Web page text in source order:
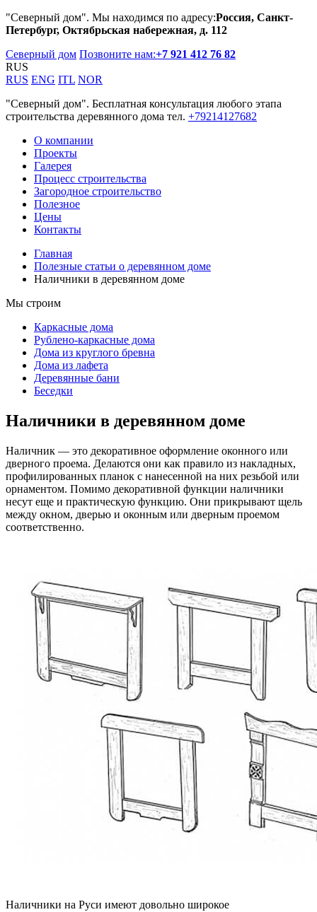
"Северный дом". Мы находимся по адресу:Россия, Санкт-
Петербург, Октябрьская набережная, д. 112
Северный дом Позвоните нам:+7 921 412 76 82
RUS
RUS ENG ITL NOR
"Северный дом". Бесплатная консультация любого этапа
строительства деревянного дома тел. +79214127682
О компании
Проекты
Галерея
Процесс строительства
Загородное строительство
Полезное
Цены
Контакты
Главная
Полезные статьи о деревянном доме
Наличники в деревянном доме
Мы строим
Каркасные дома
Рублено-каркасные дома
Дома из круглого бревна
Дома из лафета
Деревянные бани
Беседки
Наличники в деревянном доме
Наличник — это декоративное оформление оконного или
дверного проема. Делаются они как правило из накладных,
профилированных планок с нанесенной на них резьбой или
орнаментом. Помимо декоративной функции наличники
несут еще и практическую функцию. Они прикрывают щель
между окном, дверью и оконным или дверным проемом
соответственно.
Наличники на Руси имеют довольно широкое